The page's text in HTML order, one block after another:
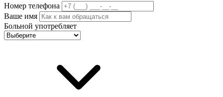
Номер телефона
Ваше имя
Больной употребляет